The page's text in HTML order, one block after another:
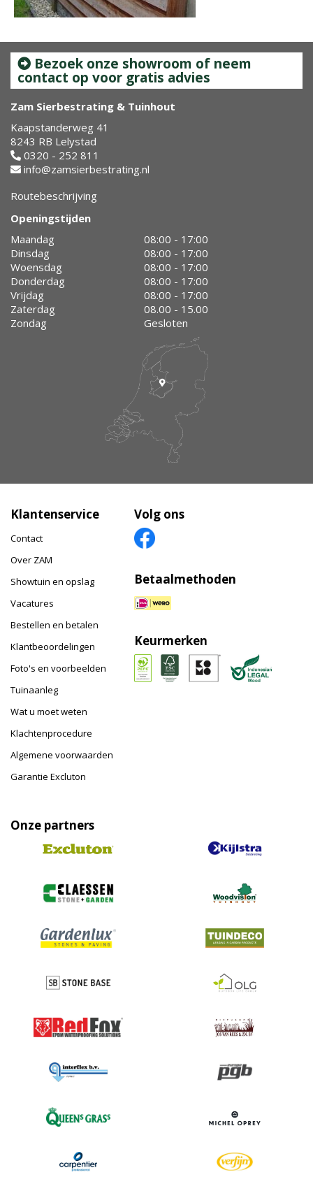
Bezoek onze showroom of neem
contact op voor gratis advies
Zam Sierbestrating & Tuinhout
Kaapstanderweg 41
8243 RB Lelystad
0320 - 252 811
info@zamsierbestrating.nl
Routebeschrijving
Openingstijden
Maandag
08:00 - 17:00
Dinsdag
08:00 - 17:00
Woensdag
08:00 - 17:00
Donderdag
08:00 - 17:00
Vrijdag
08:00 - 17:00
Zaterdag
08.00 - 15.00
Zondag
Gesloten
Klantenservice
Contact
Over ZAM
Showtuin en opslag
Vacatures
Bestellen en betalen
Klantbeoordelingen
Foto's en voorbeelden
Tuinaanleg
Wat u moet weten
Klachtenprocedure
Algemene voorwaarden
Garantie Excluton
Volg ons
Betaalmethoden
Keurmerken
Onze partners